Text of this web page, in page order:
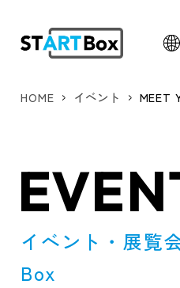
HOME イベント MEET
イベント・展覧
Box